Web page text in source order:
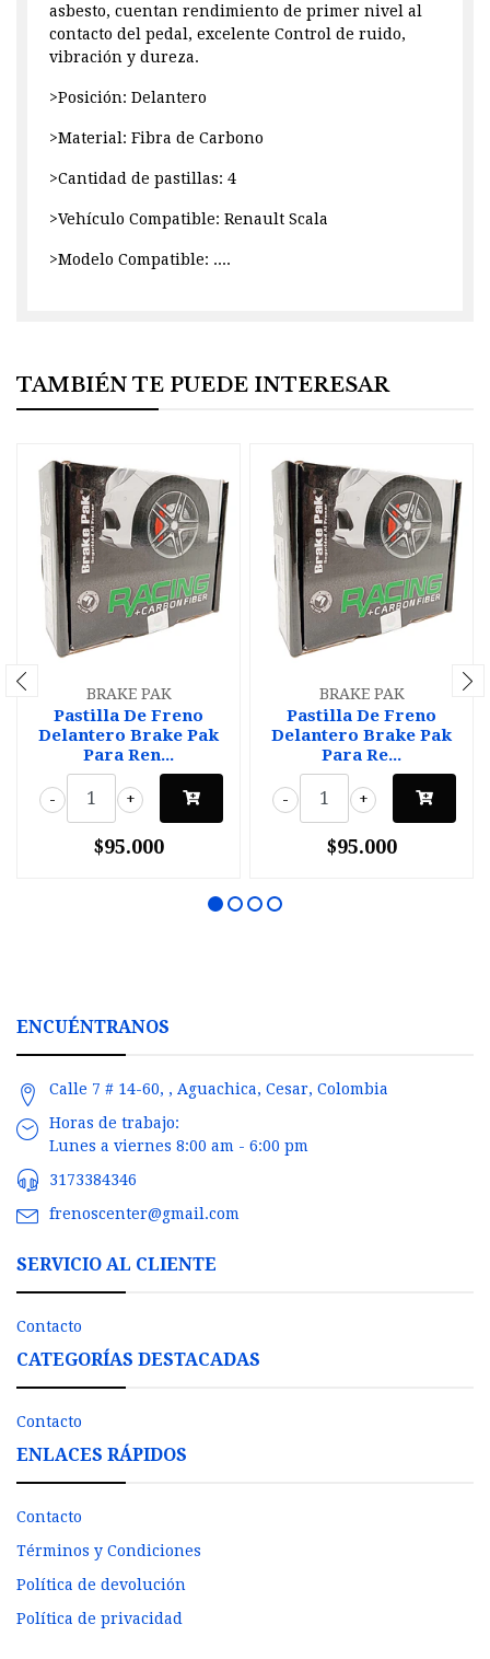
asbesto, cuentan rendimiento de primer nivel al
contacto del pedal, excelente Control de ruido,
vibración y dureza.
>Posición: Delantero
>Material: Fibra de Carbono
>Cantidad de pastillas: 4
>Vehículo Compatible: Renault Scala
>Modelo Compatible: ....
TAMBIÉN TE PUEDE INTERESAR
BRAKE PAK
Pastilla De Freno
Delantero Brake Pak
Para Ren...
+
-
$95.000
BRAKE PAK
Pastilla De Freno
Delantero Brake Pak
Para Re...
+
-
$95.000
ENCUÉNTRANOS
Calle 7 # 14-60, , Aguachica, Cesar, Colombia
Horas de trabajo:
Lunes a viernes 8:00 am - 6:00 pm
3173384346
frenoscenter@gmail.com
SERVICIO AL CLIENTE
Contacto
CATEGORÍAS DESTACADAS
Contacto
ENLACES RÁPIDOS
Contacto
Términos y Condiciones
Política de devolución
Política de privacidad